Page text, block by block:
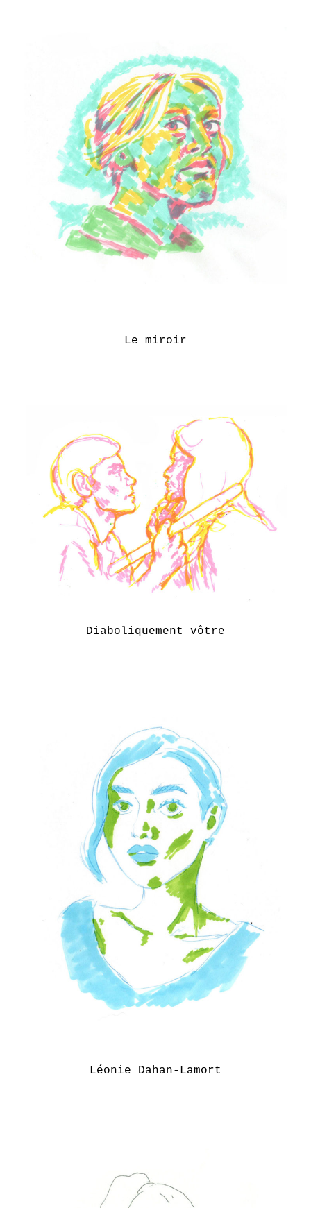
Le miroir
Diaboliquement vôtre
Léonie Dahan-Lamort